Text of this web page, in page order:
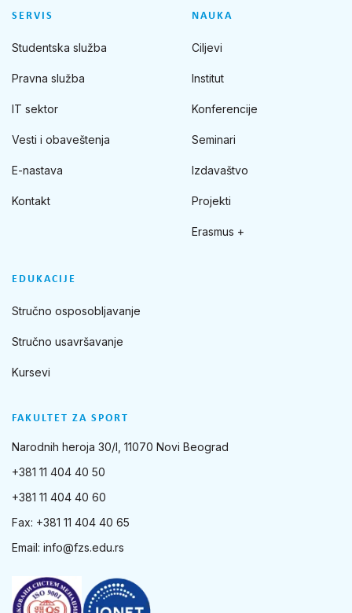
FAKULTET ZA SPORT
Narodnih heroja 30/I, 11070 Novi Beograd
+381 11 404 40 50
+381 11 404 40 60
Fax: +381 11 404 40 65
Email: info@fzs.edu.rs
SERVIS
Studentska služba
Pravna služba
IT sektor
Vesti i obaveštenja
E-nastava
Kontakt
NAUKA
Ciljevi
Institut
Konferencije
Seminari
Izdavaštvo
Projekti
Erasmus +
EDUKACIJE
Stručno osposobljavanje
Stručno usavršavanje
Kursevi